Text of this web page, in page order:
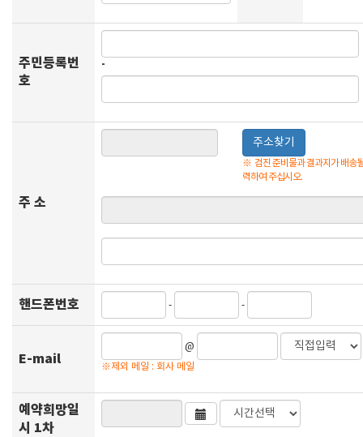
주민등록번
호
-
주 소
주소찾기
※ 검진 준비물과 결과지가 배송
력하여 주십시오.
핸드폰번호 - -
E-mail
@
※제외 메일 : 회사 메일
예약희망일
시 1차